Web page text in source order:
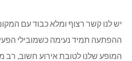
יש לנו קשר רצוף ומלא כבוד עם
ההפתעה תמיד נעימה כשמובילי
המופע שלנו לטובת אירוע חשוב,